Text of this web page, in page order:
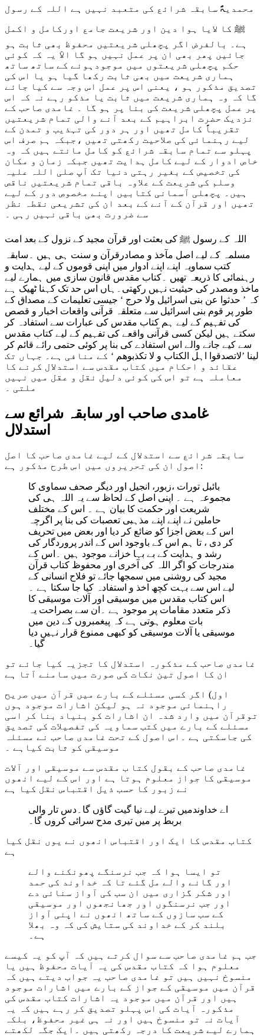
محمدیہؐ سابقہ شرائع کی متعبد نہیں ہے اللہ کے رسول
ﷺ کا لایا ہوا دین اور شریعت جامع اورکامل و اکمل
ہے۔ بالفرض اگر پچھلی شریعتیں محفوظ بھی ثابت ہو
جائیں پھر بھی ان پر عمل نہیں ہو گا الاّ یہ کہ کوئی
حکم پچھلی شریعتوں میں موجودہونے کے ساتھ ساتھ
ہماری شریعت میں بھی ثابت رکھا گیا ہو یا اس کی
تصدیق مذکور ہو ، یعنی اس پر عمل اس وجہ سے کیا جائے
گا کہ وہ ہماری شریعت میں ثابت یا مذکو رہے نہ کہ اس
پر عمل پچھلی شریعت کی بنا پر ہو گا ۔ غامدی صاحب کے
نزدیک حضرت ابراہیم کے بعد آنے والی تمام شریعتیں
تقریباًً کامل تھیں اور ہر دور کی تہذیب و تمدن کے
لیے رہنمائی کی صلاحیت رکھتی تھیں ،جبکہ ہم صرف اس
پہلو سے تمام سابقہ شرائع کو کامل مانتے ہیں کہ وہ
خاص ادوار کے لیے کامل ہدایت تھیں جبکہ زمان و مکان
کی تخصیص کے بغیر رہتی دنیا تک آپ صلی اللہ علیہ
وسلم کی شریعت کے علاوہ باقی تمام شریعتیں ناقص
ہیں۔ پچھلی آسمانی کتابیں اپنے مخصوص دور کے لیے
تھیں اور قرآن کے آنے کے بعد ان کی تشریعی نقطہ نظر
سے ضرورت بھی باقی نہیں رہی ۔
اللہ کے رسول ﷺ کی بعثت اور قرآن مجید کے نزول کے بعد امت
مسلمہ کے لیے اصل مآخذ و مصادرقرآن و سنت ہی ہیں ۔سابقہ
کتب سماویہ اپنے اپنے ادوار میں اپنی قوموں کے لیے ہدایت و
رہنمائی کا ذریعہ تھیں ۔کتاب مقدس قانون سازی میں ہمارے لیے
ماخذ ومصدر کی حیثیت نہیں رکھتی۔ہاں اس حد تک کہنا ٹھیک ہے
کہ ’ حدثوا عن بنی اسرائیل ولا حرج ‘ جیسی تعلیمات کے مصداق کے
طور پر قوم بنی اسرائیل سے متعلقہ قرآنی واقعات اخبار و قصص
کی تفہیم کے لیے ہم کتاب مقدس کی عبارات سے استفادہ کر
سکتے ہیں لیکن کسی قرآنی واقعے کی تفہیم کے لیے کتاب مقدس
سے کیے جانے والے اس استفادے کی بنا پر کوئی حتمی رائے قائم کر
لینا ’لاتصدقوا اہل الکتاب و لا تکذبوھم ‘ کے منافی ہے۔ جہاں تک
عقائد و احکام میں کتاب مقدس سے استدلال کرنے کا
معاملہ ہے تو اس کی کوئی دلیل نقل و عقل میں نہیں
غامدی صاحب اور سابقہ شرائع سے
سابقہ شرائع سے استدلال کے لیے غامدی صاحب کا اصل
اصول ان کی تحریروں میں اس طرح مذکور ہے:
بائبل تورات ،زبور، انجیل اور دیگر صحف سماوی کا
مجموعہ ہے ۔ اپنی اصل کے لحاظ سے یہ اللہ ہی کی
شریعت اور حکمت کا بیان ہے ۔ اس کے مختلف
حاملین نے اپنے اپنے مذہبی تعصبات کی بنا پر اگرچہ
اس کے بعض اجزا کو ضائع کر دیا اور بعض میں تحریف
کر دی ، تا ہم اس کے باوجود اس کے اندر پروردگار کی
رشد و ہدایت کے بے بہا خزانے موجود ہیں ۔اس کے
مندرجات کو اگر اللہ کی آخری اور محفوظ کتاب قرآن
مجید کی روشنی میں سمجھا جائے تو فلاح انسانی کے
لیے اس سے بہت کچھ اخذ و استفادہ کیا جا سکتا ہے ۔
اس کتاب مقدس میں موسیقی اور آلات موسیقی کا
ذکر متعدد مقامات پر موجود ہے ۔ان سے بصراحت یہ
بات معلوم ہوتی ہے کہ پیغمبروں کے دین میں
موسیقی یا آلات موسیقی کو کبھی ممنوع قرار نہیں دیا
غامدی صاحب کے مذکورہ استدلال کا تجزیہ کیا جائے تو
ان کا اصول تین نکات کی صورت میں سامنے آتا ہے
اول) اگر کسی مسئلے کے بارے میں قرآن میں صریح
راہنمائی موجود نہ ہو لیکن اشارات موجود ہوں
توقرآن میں وارد شدہ ان اشارات کو بنیاد بنا کر اسی
مسئلے کے بارے میں کتب سماویہ کی تفصیلات کی تصدیق
کی جاسکتی ہے ۔اس اصول کے تحت غامدی صاحب نے مسئلہ
موسیقی کو ثابت کیاہے ۔
غامدی صاحب کے بقول کتا ب مقدس سے موسیقی اور آلات
موسیقی کا جواز معلوم ہوتا ہے اور اس کے لیے انھوں
نے زبور کا حسب ذیل اقتباس نقل کیا ہے
اے خداوندمیں تیرے لیے نیا گیت گاؤں گا۔دس تار والی
بربط پر میں تیری مدح سرائی کروں گا۔
کتاب مقدس کا ایک اور اقتباس انھوں نے یوں نقل کیا
ہے
تو ایسا ہوا کہ جب نرسنگے پھونکنے والے
اور گانے والے مل گئے تا کہ خداوند کی حمد
اور شکر گزاری میں ان سب کی آواز سنائی دے
اور جب نرسنگوں اور جھانجھوں اور موسیقی
کے سب سازوں کے ساتھ انھوں نے اپنی آواز
بلند کر کے خداوند کی ستایش کی کہ وہ بھلا
ہے۔
جب ہم غامدی صاحب سے سوال کرتے ہیں کہ آپ کو یہ کیسے
معلوم ہوا کہ کتاب مقدس کی یہ آیات محفوظ ہیں یا
منسوخ نہیں ہیں تو غامدی صاحب یہ جواب دیتے ہیں کہ
قرآن میں موسیقی کے جواز کے بارے میں اشارات موجود
ہیں اور قرآن میں موجود یہ اشارات کتاب مقدس کی
مذکورہ آیات کی اس پہلو تصدیق کر رہے ہیں کہ یہ
آیات نہ تو منسوخ ہیں اور نہ ہی غیر محفوظ، بلکہ
ہمارے لیے شریعت کا درجہ رکھتی ہیں ۔ایک جگہ لکھتے